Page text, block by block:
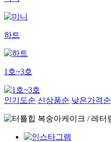
하트
1호~3호
인기도순 신상품순 낮은가격순